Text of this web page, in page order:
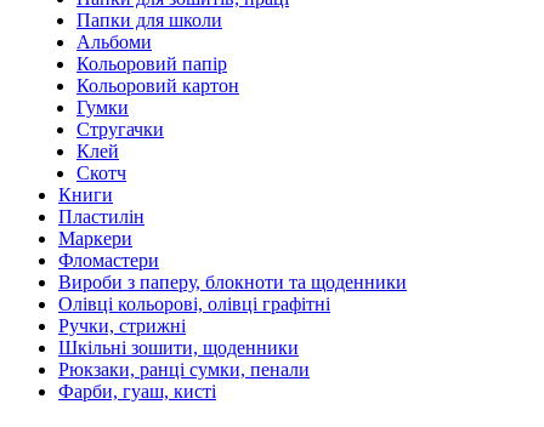
Папки для школи
Альбоми
Кольоровий папір
Кольоровий картон
Гумки
Стругачки
Клей
Скотч
Книги
Пластилін
Маркери
Фломастери
Вироби з паперу, блокноти та щоденники
Олівці кольорові, олівці графітні
Ручки, стрижні
Шкільні зошити, щоденники
Рюкзаки, ранці сумки, пенали
Фарби, гуаш, кисті